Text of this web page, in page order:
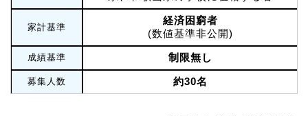
家計基準
経済困窮者
(数値基準非公開)
成績基準 制限無し
募集人数 約30名